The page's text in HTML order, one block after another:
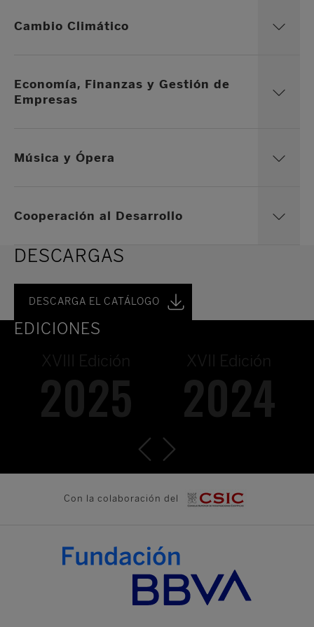
Cambio Climático
Economía, Finanzas y Gestión de
Empresas
Música y Ópera
Cooperación al Desarrollo
DESCARGAS
DESCARGA EL CATÁLOGO
EDICIONES
XVIII Edición
2025
XVII Edición
2024
Con la colaboración del